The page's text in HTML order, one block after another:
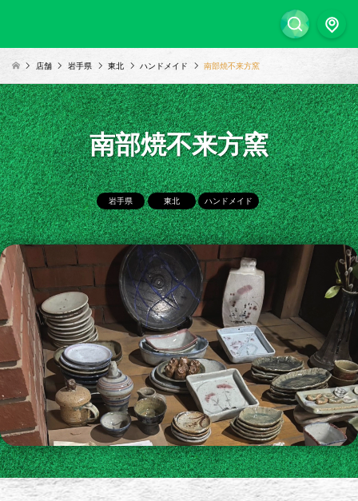
店舗 岩手県 東北 ハンドメイド 南部焼不来方窯
南部焼不来方窯
岩手県 東北 ハンドメイド